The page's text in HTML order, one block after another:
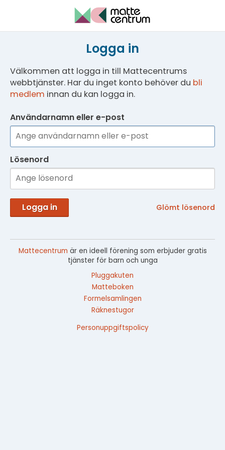
Logga in
Välkommen att logga in till Mattecentrums
webbtjänster. Har du inget konto behöver du bli
medlem innan du kan logga in.
Användarnamn eller e-post
Lösenord
Logga in Glömt lösenord
Mattecentrum är en ideell förening som erbjuder gratis
tjänster för barn och unga
Pluggakuten
Matteboken
Formelsamlingen
Räknestugor
Personuppgiftspolicy